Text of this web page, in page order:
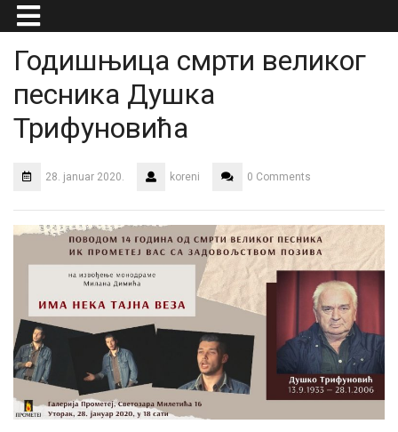
Годишњица смрти великог
песника Душка
Трифуновића
28. januar 2020. koreni 0 Comments